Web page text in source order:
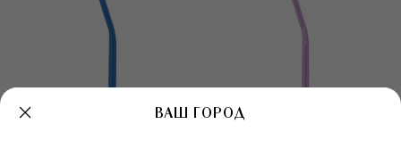
ВАШ ГОРОД